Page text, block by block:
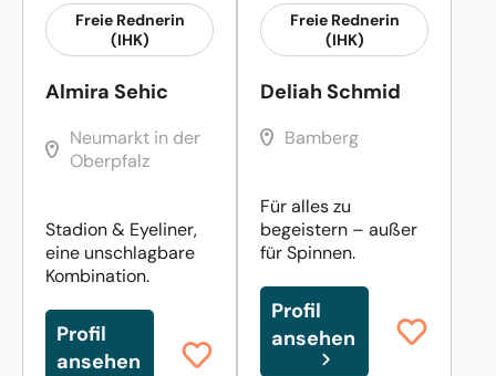
Freie Rednerin
(IHK)
Almira Sehic
Neumarkt in der
Oberpfalz
Stadion & Eyeliner,
eine unschlagbare
Kombination.
Profil
ansehen
Freie Rednerin
(IHK)
Deliah Schmid
Bamberg
Für alles zu
begeistern – außer
für Spinnen.
Profil
ansehen